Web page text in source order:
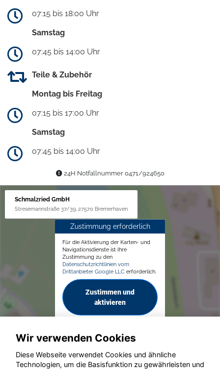
07:15 bis 18:00 Uhr
Samstag
07:45 bis 14:00 Uhr
Teile & Zubehör
Montag bis Freitag
07:15 bis 17:00 Uhr
Samstag
07:45 bis 14:00 Uhr
24H Notfallnummer 0471/924650
Schmalzried GmbH
Stresemannstraße 37/39, 27570 Bremerhaven
Zustimmung erforderlich
Für die Aktivierung der Karten- und
Navigationsdienste ist Ihre
Zustimmung zu den
Datenschutzrichtlinien vom
Drittanbieter Google LLC erforderlich.
Zustimmen und
aktivieren
Wir verwenden Cookies
Diese Webseite verwendet Cookies und ähnliche
Technologien, um die Basisfunktion zu gewährleisten und